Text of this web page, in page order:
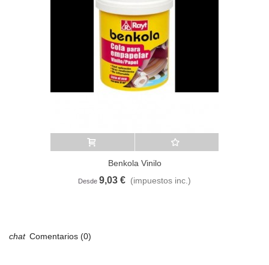
Añadir al carrito A lista de deseos
Benkola Vinilo
Desde 9,03 € (impuestos inc.)
Comentarios (0)